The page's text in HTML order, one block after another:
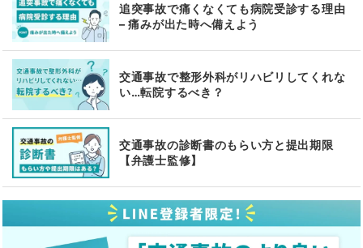
追突事故で痛くなくても病院受診する理由
– 痛みが出た時へ備えよう
交通事故で整形外科がリハビリしてくれな
い…転院するべき？
交通事故の診断書のもらい方と提出期限
【弁護士監修】